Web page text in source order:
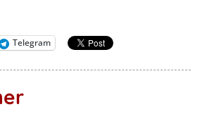
Telegram